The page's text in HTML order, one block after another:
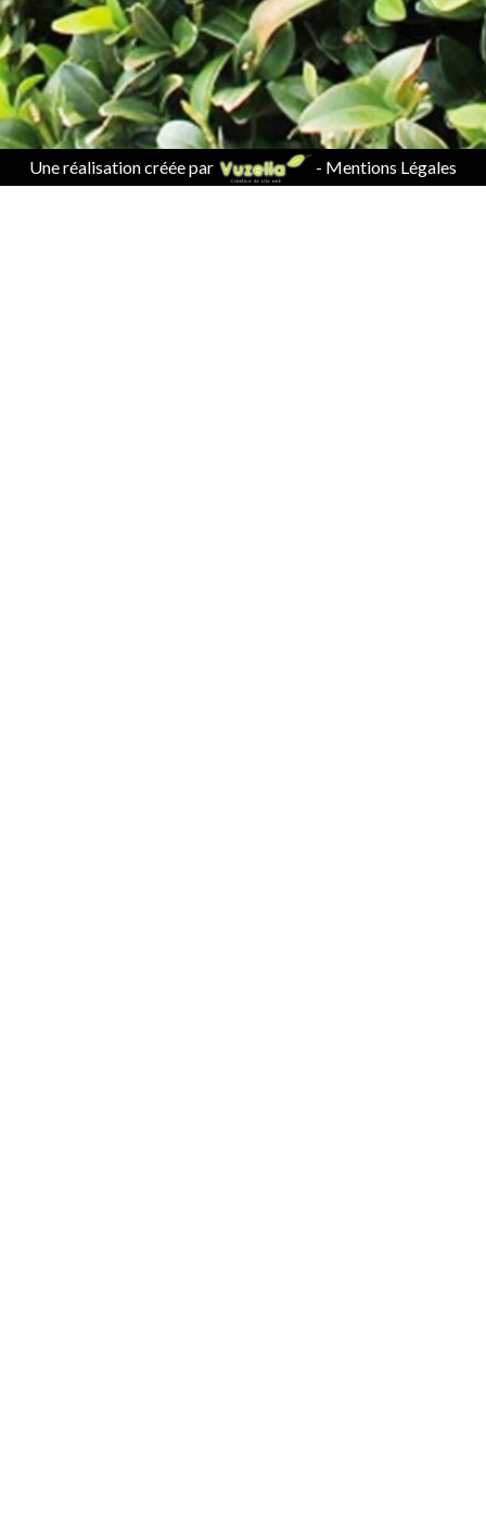
Une réalisation créée par - Mentions Légales